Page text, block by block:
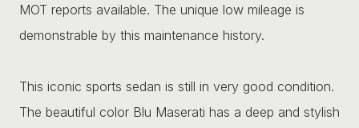
MOT reports available. The unique low mileage is
demonstrable by this maintenance history.
This iconic sports sedan is still in very good condition.
The beautiful color Blu Maserati has a deep and stylish